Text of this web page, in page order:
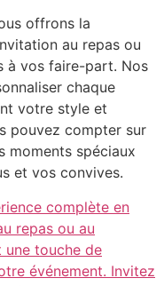
offrons la
au repas ou
à vos faire-part. Nos
chaque
votre style et
pouvez compter sur
moments spéciaux
et vos convives.
complète en
repas ou au
touche de
événement. Invitez